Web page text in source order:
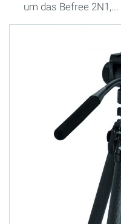
um das Befree 2N1,...